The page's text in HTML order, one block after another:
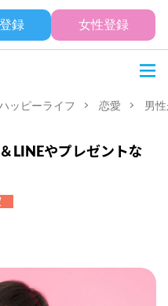
録 女性登録
ッピーライフ 恋愛 男
LINEやプレゼントな